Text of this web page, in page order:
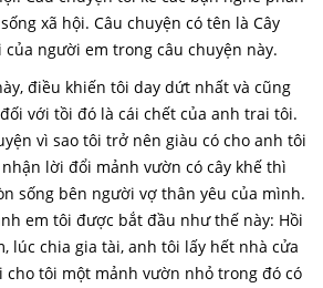
xã hội. Câu chuyện có tên là Cây
của người em trong câu chuyện này.
điều khiến tôi day dứt nhất và cũng
với tồi đó là cái chết của anh trai tôi.
vì sao tôi trở nên giàu có cho anh tôi
lời đổi mảnh vườn có cây khế thì
sống bên người vợ thân yêu của mình.
em tôi được bắt đầu như thế này: Hồi
lúc chia gia tài, anh tôi lấy hết nhà cửa
cho tôi một mảnh vườn nhỏ trong đó có